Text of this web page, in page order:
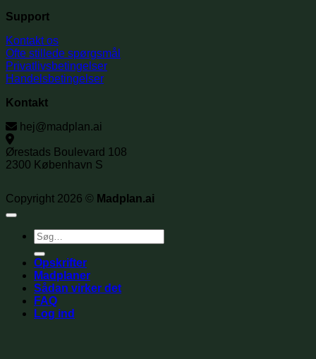
Support
Kontakt os
Ofte stillede spørgsmål
Privatlivsbetingelser
Handelsbetingelser
Kontakt
hej@madplan.ai
Ørestads Boulevard 108
2300 København S
Copyright 2026 © Madplan.ai
Søg
efter:
Opskrifter
Madplaner
Sådan virker det
FAQ
Log ind